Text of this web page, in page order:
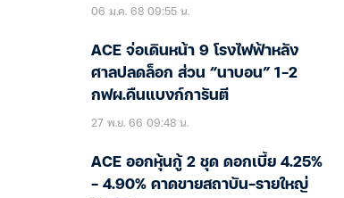
06 ม.ค. 68 09:55 น.
ACE จ่อเดินหน้า 9 โรงไฟฟ้าหลัง
ศาลปลดล็อก ส่วน “นาบอน” 1-2
กฟผ.คืนแบงก์การันตี
27 พ.ย. 66 09:48 น.
ACE ออกหุ้นกู้ 2 ชุด ดอกเบี้ย 4.25%
– 4.90% คาดขายสถาบัน-รายใหญ่